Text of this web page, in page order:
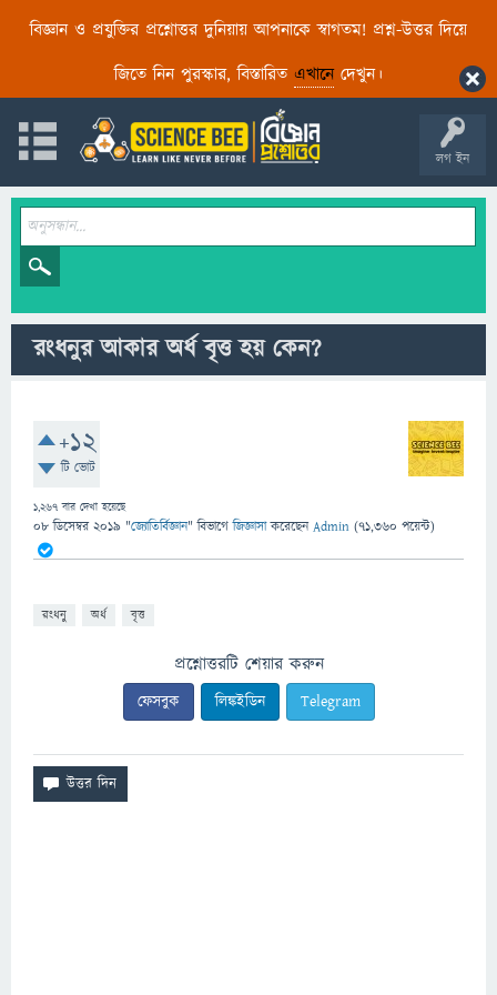
বিজ্ঞান ও প্রযুক্তির প্রশ্নোত্তর দুনিয়ায় আপনাকে স্বাগতম! প্রশ্ন-উত্তর দিয়ে
জিতে নিন পুরস্কার, বিস্তারিত এখানেদেখুন।
লগ ইন
রংধনুর আকার অর্ধ বৃত্ত হয় কেন?
+12
টি ভোট
1,267 বার দেখা হয়েছে
08 ডিসেম্বর 2019 "জ্যোতির্বিজ্ঞান" বিভাগে জিজ্ঞাসাকরেছেনAdmin (71,360 পয়েন্ট)
রংধনু অর্ধ বৃত্ত
প্রশ্নোত্তরটি শেয়ার করুন
ফেসবুক লিঙ্কইডিন Telegram